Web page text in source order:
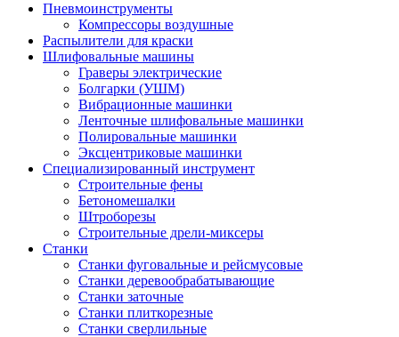
Пневмоинструменты
Компрессоры воздушные
Распылители для краски
Шлифовальные машины
Граверы электрические
Болгарки (УШМ)
Вибрационные машинки
Ленточные шлифовальные машинки
Полировальные машинки
Эксцентриковые машинки
Специализированный инструмент
Строительные фены
Бетономешалки
Штроборезы
Строительные дрели-миксеры
Станки
Станки фуговальные и рейсмусовые
Станки деревообрабатывающие
Станки заточные
Станки плиткорезные
Станки сверлильные